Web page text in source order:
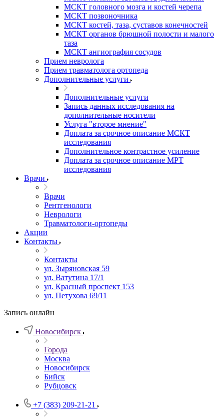
МСКТ головного мозга и костей черепа
МСКТ позвоночника
МСКТ костей, таза, суставов конечностей
МСКТ органов брюшной полости и малого
таза
МСКТ ангиография сосудов
Прием невролога
Прием травматолога ортопеда
Дополнительные услуги
Дополнительные услуги
Запись данных исследования на
дополнительные носители
Услуга "второе мнение"
Доплата за срочное описание МСКТ
исследования
Дополнительное контрастное усиление
Доплата за срочное описание МРТ
исследования
Врачи
Врачи
Рентгенологи
Неврологи
Травматологи-ортопеды
Акции
Контакты
Контакты
ул. Зыряновская 59
ул. Ватутина 17/1
ул. Красный проспект 153
ул. Петухова 69/11
Запись онлайн
Новосибирск
Города
Москва
Новосибирск
Бийск
Рубцовск
+7 (383) 209-21-21